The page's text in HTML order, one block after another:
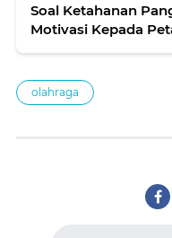
Soal Ketahanan
Motivasi Kepada
olahraga